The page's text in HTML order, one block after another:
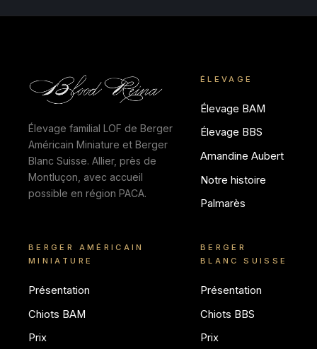
Élevage familial LOF de Berger
Américain Miniature et Berger
Blanc Suisse. Allier, près de
Montluçon, avec accueil
possible en région PACA.
ÉLEVAGE
Élevage BAM
Élevage BBS
Amandine Aubert
Notre histoire
Palmarès
BERGER AMÉRICAIN
MINIATURE
Présentation
Chiots BAM
Prix
BERGER
BLANC SUISSE
Présentation
Chiots BBS
Prix